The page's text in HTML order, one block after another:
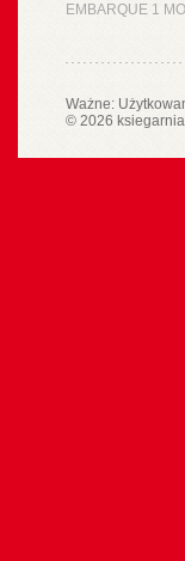
EMBARQUE 1
Ważne:
© 2026